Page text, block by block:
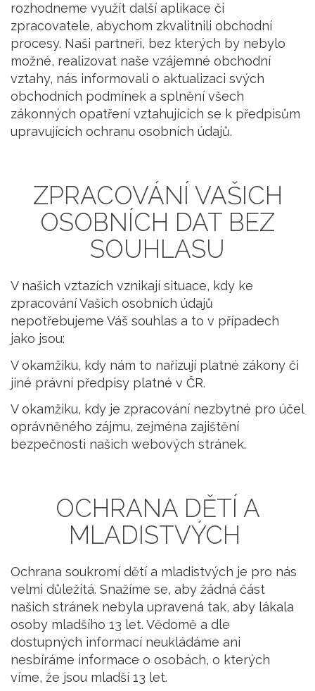
rozhodneme využít další aplikace či
zpracovatele, abychom zkvalitnili obchodní
procesy. Naši partneři, bez kterých by nebylo
možné, realizovat naše vzájemné obchodní
vztahy, nás informovali o aktualizaci svých
obchodních podmínek a splnění všech
zákonných opatření vztahujících se k předpisům
upravujících ochranu osobních údajů.
ZPRACOVÁNÍ VAŠICH
OSOBNÍCH DAT BEZ
SOUHLASU
V našich vztazích vznikají situace, kdy ke
zpracování Vašich osobních údajů
nepotřebujeme Váš souhlas a to v případech
jako jsou:
V okamžiku, kdy nám to nařizují platné zákony či
jiné právní předpisy platné v ČR.
V okamžiku, kdy je zpracování nezbytné pro účel
oprávněného zájmu, zejména zajištění
bezpečnosti našich webových stránek.
OCHRANA DĚTÍ A
MLADISTVÝCH
Ochrana soukromí dětí a mladistvých je pro nás
velmi důležitá. Snažíme se, aby žádná část
našich stránek nebyla upravená tak, aby lákala
osoby mladšího 13 let. Vědomě a dle
dostupných informací neukládáme ani
nesbíráme informace o osobách, o kterých
víme, že jsou mladší 13 let.